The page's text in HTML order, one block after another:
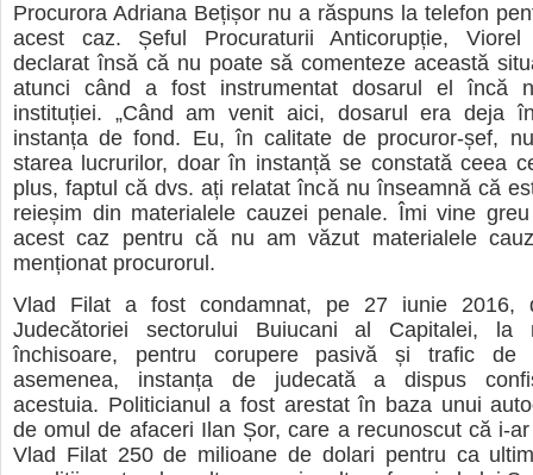
Procurora Adriana Bețișor nu a răspuns la telefon
acest caz. Șeful Procuraturii Anticorupție,
declarat însă că nu poate să comenteze această
atunci când a fost instrumentat dosarul el încă
instituției. „Când am venit aici, dosarul era deja
instanța de fond. Eu, în calitate de procuror-șef,
starea lucrurilor, doar în instanță se constată ceea
plus, faptul că dvs. ați relatat încă nu înseamnă că
reieșim din materialele cauzei penale. Îmi vine
acest caz pentru că nu am văzut materialele
menționat procurorul.
Vlad Filat a fost condamnat, pe 27 iunie 2016,
Judecătoriei sectorului Buiucani al Capitalei,
închisoare, pentru corupere pasivă și trafic de
asemenea, instanța de judecată a dispus
acestuia. Politicianul a fost arestat în baza unui
de omul de afaceri Ilan Șor, care a recunoscut că i-
Vlad Filat 250 de milioane de dolari pentru ca